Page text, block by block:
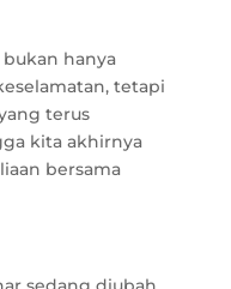
hanya
tetapi
terus
kita akhirnya
bersama